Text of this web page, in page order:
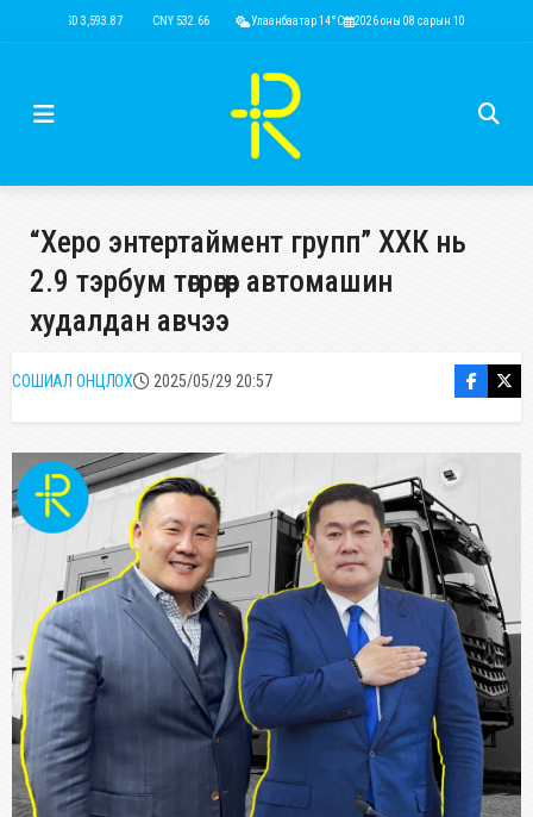
USD 3,593.87 CNY 532.66 RUB 43.77 EUR 4,141.04 KRW 2.53
Улаанбаатар 14°C 2026 оны 08 сарын 10
“Херо энтертаймент групп” ХХК нь
2.9 тэрбум төгрөгөөр автомашин
худалдан авчээ
СОШИАЛ ОНЦЛОХ 2025/05/29 20:57